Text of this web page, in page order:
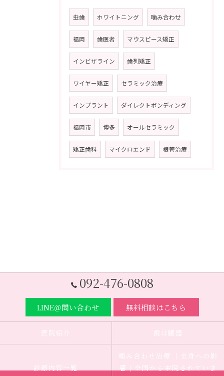
虫歯 ホワイトニング 噛み合わせ
福岡 歯医者 マウスピース矯正
インビザライン 歯列矯正
ワイヤー矯正 セラミック治療
インプラント ダイレクトボンディング
福岡市 博多 オールセラミック
矯正歯科 マイクロエンド 根管治療
092-476-0808
LINE＠問い合わせ 無料相談はこちら
医院紹介 歯は臓器
診療内容一覧
噛み合わせ治療 ｜全身への影
響｜全国から来院されていま